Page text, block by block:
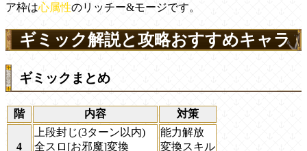
ア枠は心属性のリッチー&モージです。
ギミック解説と攻略おすすめキャラ
ギミックまとめ
階 内容 対策
4
上段封じ(3ターン以内)
全スロ[お邪魔]変換
能力解放
変換スキル